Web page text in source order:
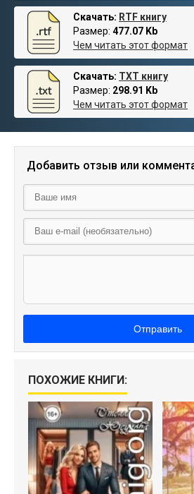
Скачать: RTF книгу
Размер: 477.07 Kb
Чем читать этот формат
Скачать: TXT книгу
Размер: 298.91 Kb
Чем читать этот формат
Добавить отзыв или
Отправить
ПОХОЖИЕ КНИГИ: